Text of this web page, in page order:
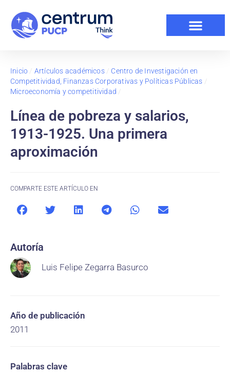
Inicio / Artículos académicos/ Centro de Investigación en
Competitividad, Finanzas Corporativas y Políticas Públicas /
Microeconomía y competitividad /
Línea de pobreza y salarios,
1913-1925. Una primera
aproximación
COMPARTE ESTE ARTÍCULO EN
Autoría
Luis Felipe Zegarra Basurco
Año de publicación
2011
Palabras clave